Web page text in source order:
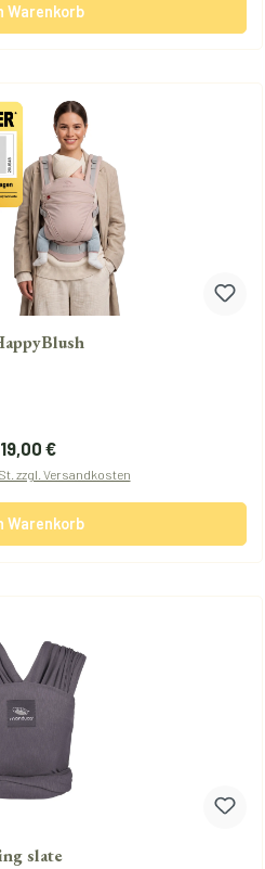
Warenkorb
Preis:
€
zzgl. Versandkosten
Warenkorb
slate